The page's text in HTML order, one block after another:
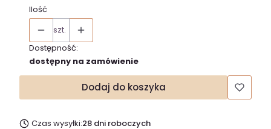
Ilość
szt.
Dostępność:
dostępny na zamówienie
Dodaj do koszyka
Czas wysyłki:28 dni roboczych